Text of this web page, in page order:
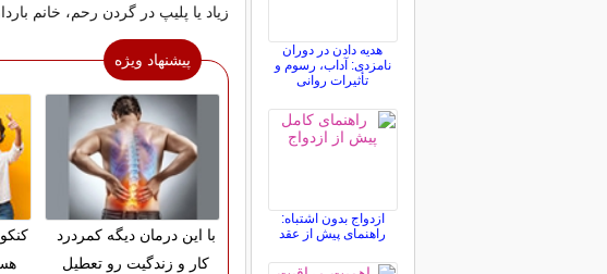
زیاد یا پلیپ در گردن رحم، خانم
پیشنهاد ویژه
با این درمان دیگه کمردرد
کار و زندگیت رو تعطیل
هدیه دادن در دوران
نامزدی: آداب، رسوم و
تأثیرات روانی
ازدواج بدون اشتباه:
راهنمای پیش از عقد